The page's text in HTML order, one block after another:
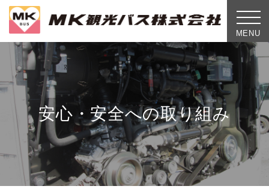
toggle
MENU
安心・安全への取り組み